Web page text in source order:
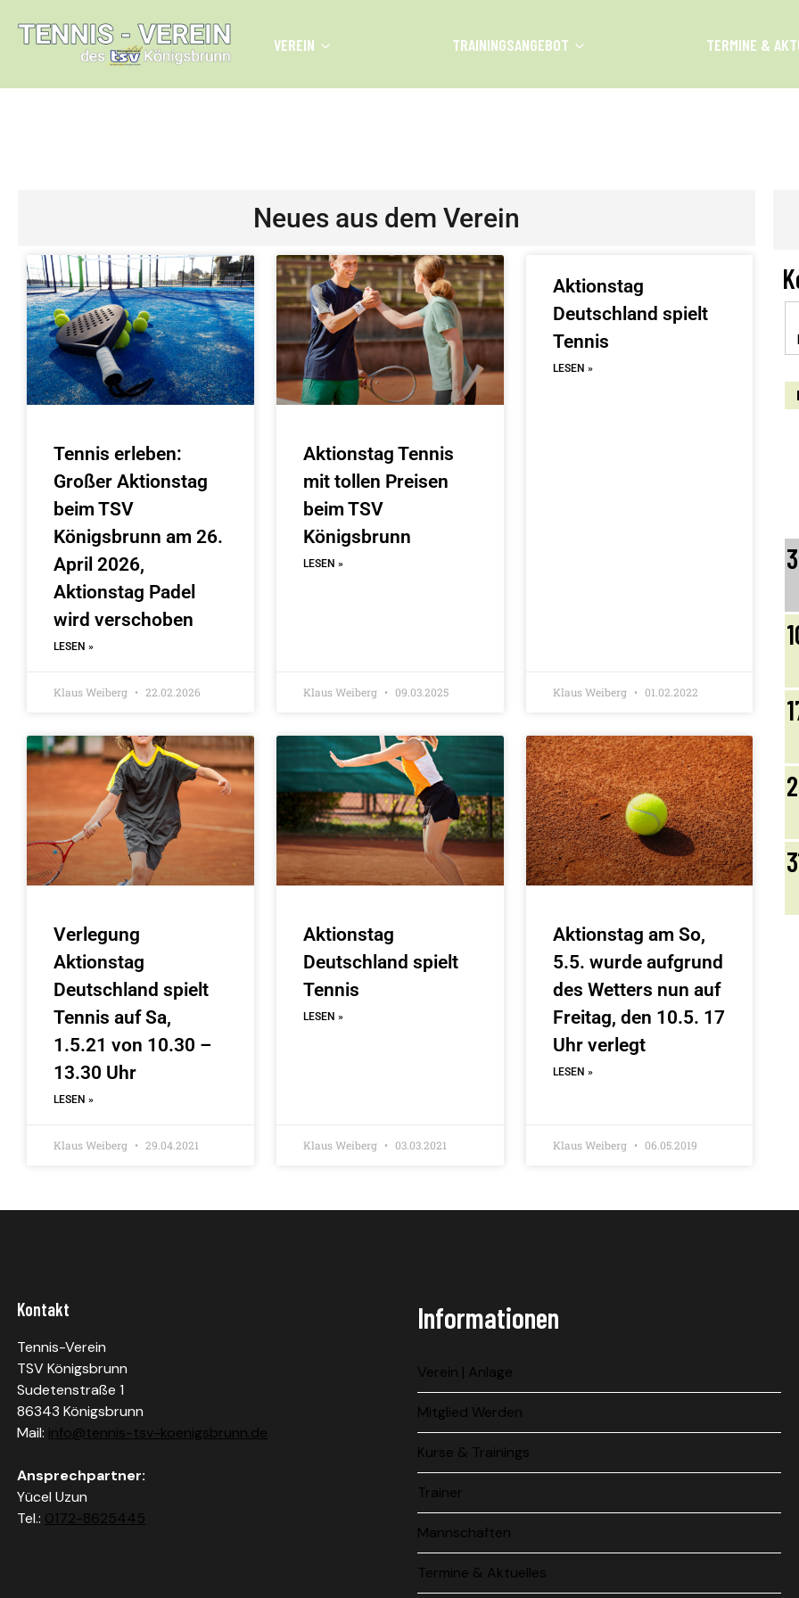
VEREIN TRAININGSANGEBOT TERMINE &
Neues aus dem Verein
Tennis erleben:
Großer Aktionstag
beim TSV
Königsbrunn am 26.
April 2026,
Aktionstag Padel
wird verschoben
LESEN »
Klaus Weiberg 22.02.2026
Aktionstag Tennis
mit tollen Preisen
beim TSV
Königsbrunn
LESEN »
Klaus Weiberg 09.03.2025
Aktionstag
Deutschland spielt
Tennis
LESEN »
Klaus Weiberg 01.02.2022
Verlegung
Aktionstag
Deutschland spielt
Tennis auf Sa,
1.5.21 von 10.30 –
13.30 Uhr
LESEN »
Klaus Weiberg 29.04.2021
Aktionstag
Deutschland spielt
Tennis
LESEN »
Klaus Weiberg 03.03.2021
Aktionstag am So,
5.5. wurde aufgrund
des Wetters nun auf
Freitag, den 10.5. 17
Uhr verlegt
LESEN »
Klaus Weiberg 06.05.2019
3
Kontakt
Tennis-Verein
TSV Königsbrunn
Sudetenstraße 1
86343 Königsbrunn
Mail: info@tennis-tsv-koenigsbrunn.de
Ansprechpartner:
Yücel Uzun
Tel.: 0172-8625445
Informationen
Verein | Anlage
Mitglied Werden
Kurse & Trainings
Trainer
Mannschaften
Termine & Aktuelles